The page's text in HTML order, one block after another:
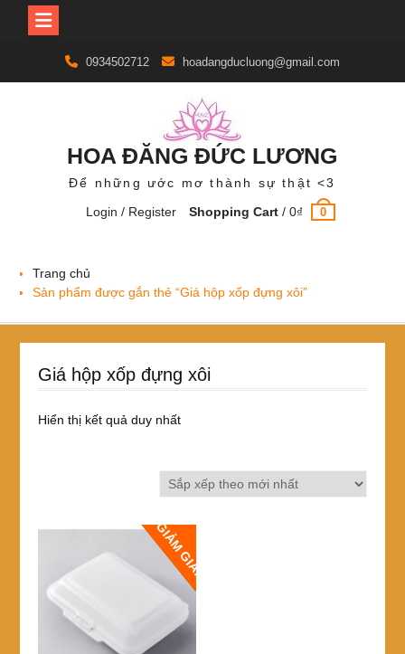
content
0934502712 hoadangducluong@gmail.com
HOA ĐĂNG ĐỨC LƯƠNG
Để những ước mơ thành sự thật <3
Login / Register
Shopping Cart /0₫ 0
Trang chủ
Sản phẩm được gắn thẻ “Giá hộp xốp đựng xôi”
Giá hộp xốp đựng xôi
Hiển thị kết quả duy nhất
GIẢM GIÁ!